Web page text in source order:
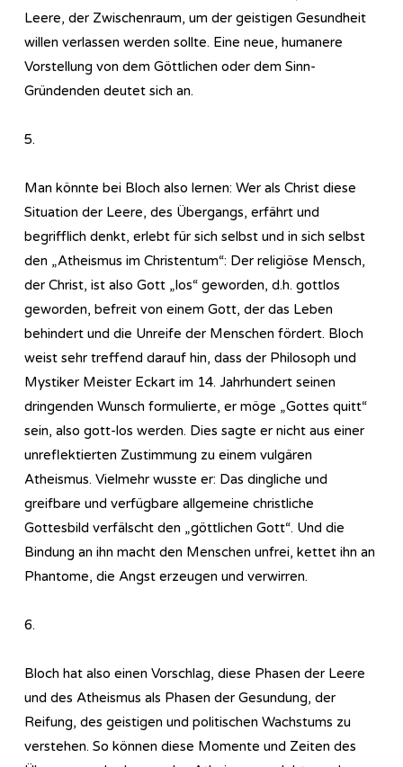
Leere, der Zwischenraum, um der geistigen Gesundheit
willen verlassen werden sollte. Eine neue, humanere
Vorstellung von dem Göttlichen oder dem Sinn-
Gründenden deutet sich an.
5.
Man könnte bei Bloch also lernen: Wer als Christ diese
Situation der Leere, des Übergangs, erfährt und
begrifflich denkt, erlebt für sich selbst und in sich selbst
den „Atheismus im Christentum“: Der religiöse Mensch,
der Christ, ist also Gott „los“ geworden, d.h. gottlos
geworden, befreit von einem Gott, der das Leben
behindert und die Unreife der Menschen fördert. Bloch
weist sehr treffend darauf hin, dass der Philosoph und
Mystiker Meister Eckart im 14. Jahrhundert seinen
dringenden Wunsch formulierte, er möge „Gottes quitt“
sein, also gott-los werden. Dies sagte er nicht aus einer
unreflektierten Zustimmung zu einem vulgären
Atheismus. Vielmehr wusste er: Das dingliche und
greifbare und verfügbare allgemeine christliche
Gottesbild verfälscht den „göttlichen Gott“. Und die
Bindung an ihn macht den Menschen unfrei, kettet ihn an
Phantome, die Angst erzeugen und verwirren.
6.
Bloch hat also einen Vorschlag, diese Phasen der Leere
und des Atheismus als Phasen der Gesundung, der
Reifung, des geistigen und politischen Wachstums zu
verstehen. So können diese Momente und Zeiten des